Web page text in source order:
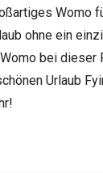
Womo
ohne ein
bei dieser
Urlaub